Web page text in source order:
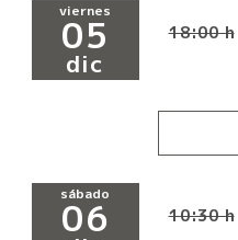
viernes
05
dic
18:00 h
sábado
06 10:30 h